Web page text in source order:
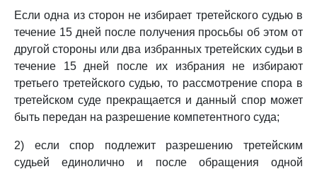
Если одна из сторон не избирает третейского судью в
течение 15 дней после получения просьбы об этом от
другой стороны или два избранных третейских судьи в
течение 15 дней после их избрания не избирают
третьего третейского судью, то рассмотрение спора в
третейском суде прекращается и данный спор может
быть передан на разрешение компетентного суда;
2) если спор подлежит разрешению третейским
судьей единолично и после обращения одной